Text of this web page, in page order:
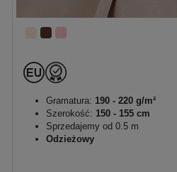
Gramatura: 190 - 220 g/m²
Szerokość: 150 - 155 cm
Sprzedajemy od 0.5 m
Odzieżowy